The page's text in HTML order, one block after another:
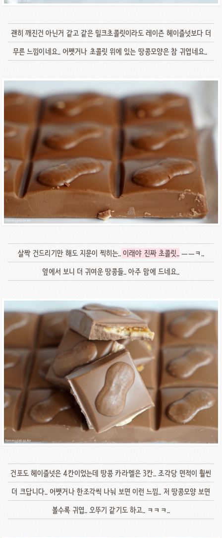
괜히 깨진건 아닌거 같고 같은 밀크초콜릿이라도 레이즌 헤이즐넛보다 더
무른 느낌이네요.. 어쨋거나 초콜릿 위에 있는 땅콩모양은 참 귀엽네요..
살짝 건드리기만 해도 지문이 찍히는..이래야 진짜 초콜릿.. ㅡㅡㅋ..
옆에서 보니 더 귀여운 땅콩들.. 아주 맘에 드네요..
건포도 헤이즐넛은 4칸이었는데 땅콩 카라멜은 3칸.. 조각당 면적이 훨씬
더 크답니다.. 어쨋거나 한조각씩 나눠 보면 이런 느낌.. 저 땅콩모양 보면
볼수록 귀엽.. 오뚜기 같기도 하고.. ㅋㅋㅋ..